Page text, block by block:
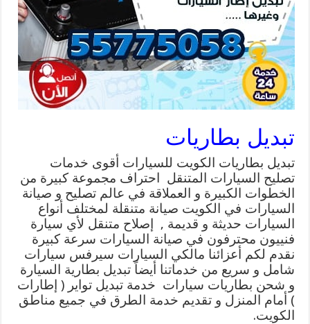
تبديل بطاريات
تبديل بطاريات الكويت للسيارات أقوى خدمات
تصليح السيارات المتنقل احتراف مجموعة كبيرة من
الخطوات الكبيرة و العملاقة في عالم تصليح و صيانة
السيارات في الكويت صيانة متنقلة لمختلف أنواع
السيارات حديثة و قديمة , إصلاح متنقل لأي سيارة
فنييون محترفون في صيانة السيارات سرعة كبيرة
نقدم لكم أعزائنا مالكي السيارات سيرفس سيارات
شامل و سريع من خدماتنا أيضاً تبديل بطارية السيارة
و شحن بطاريات سيارات خدمة تبديل تواير ( إطارات
) أمام المنزل و تقديم خدمة الطرق في جميع مناطق
الكويت.